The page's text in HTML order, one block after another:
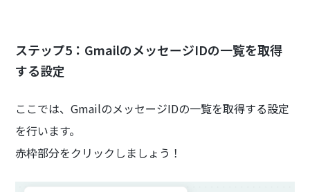
ステップ5：GmailのメッセージIDの一覧を取得
する設定
ここでは、GmailのメッセージIDの一覧を取得する設定
を行います。
赤枠部分をクリックしましょう！